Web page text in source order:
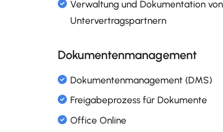
Planung und Umsetzung von
Datenschutzmassnahmen
Technische &
Verwaltung und
Untervertragspartnern
Dokumentenmanagement